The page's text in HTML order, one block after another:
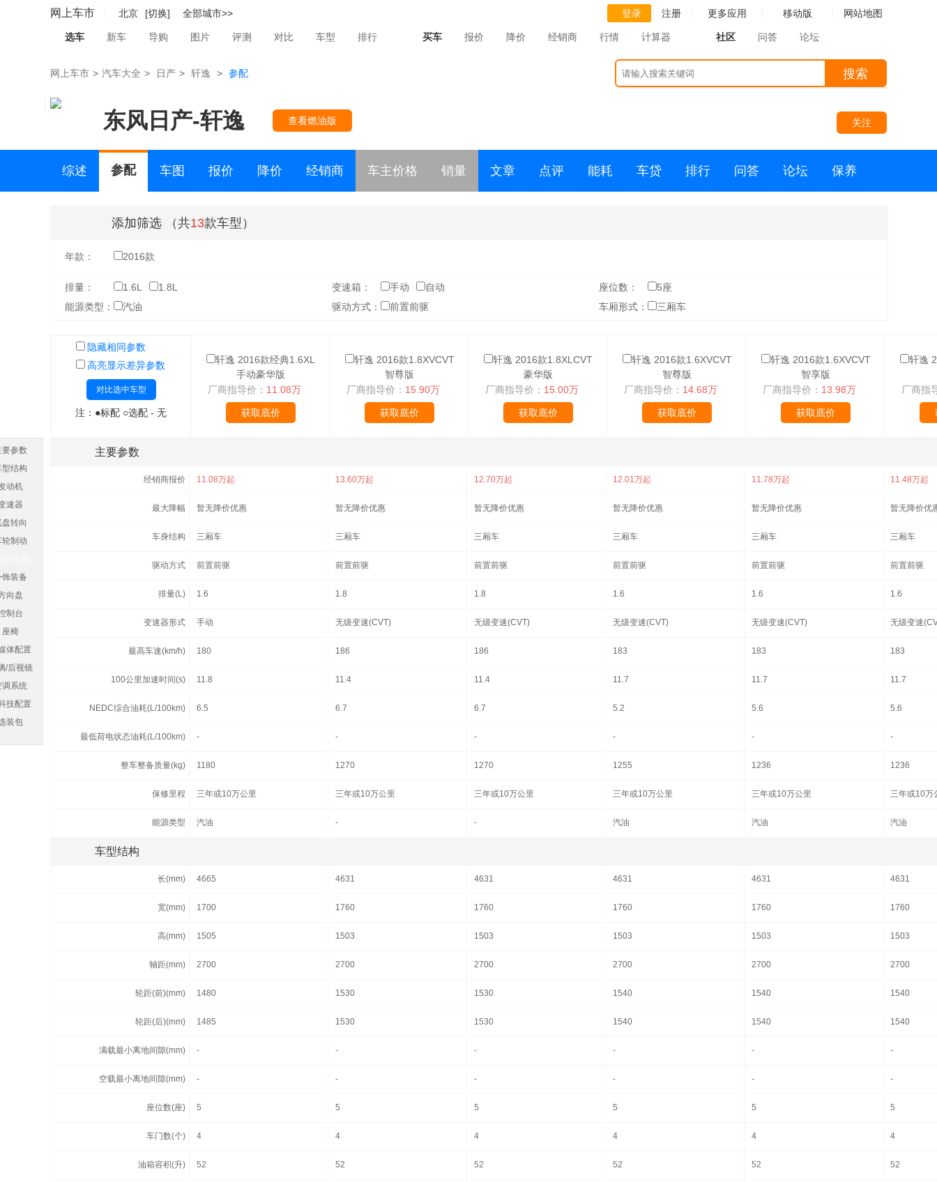
网上车市 北京 [切换] 全部城市>> 登录 注册 更多应用 移动版 网站地图
选车 新车 导购 图片 评测 对比 车型 排行 买车 报价 降价 经销商 行情 计算器 社区 问答 论坛
网上车市 > 汽车大全 > 日产 > 轩逸 > 参配 搜索
东风日产-轩逸 查看燃油版 关注
综述 参配 车图 报价 降价 经销商 车主价格 销量 文章 点评 能耗 车贷 排行 问答 论坛 保养
添加筛选 （共13款车型）
年款： 2016款
排量： 1.6L 1.8L 变速箱： 手动 自动 座位数：
5座
能源类型：
汽油 驱动方式： 前置前驱 车厢形式： 三厢车
隐藏相同参数
高亮显示差异参数
对比选中车型
注：●标配 ○选配 - 无
轩逸 2016款经典1.6XL
手动豪华版
厂商指导价： 11.08万
获取底价
轩逸 2016款1.8XVCVT
智尊版
厂商指导价： 15.90万
获取底价
轩逸 2016款1.8XLCVT
豪华版
厂商指导价： 15.00万
获取底价
轩逸 2016款1.6XVCVT
智尊版
厂商指导价： 14.68万
获取底价
轩逸 2016款1.6XVCVT
智享版
厂商指导价： 13.98万
获取底价
轩逸
厂商指
主要参数
经销商报价 11.08万起 13.60万起 12.70万起 12.01万起 11.78万起 11.48万起
最大降幅 暂无降价优惠 暂无降价优惠 暂无降价优惠 暂无降价优惠 暂无降价优惠 暂无降价优
车身结构 三厢车 三厢车 三厢车 三厢车 三厢车 三厢车
驱动方式 前置前驱 前置前驱 前置前驱 前置前驱 前置前驱 前置前驱
排量(L) 1.6 1.8 1.8 1.6 1.6 1.6
变速器形式 手动 无级变速(CVT) 无级变速(CVT) 无级变速(CVT) 无级变速(CVT) 无级变速
最高车速(km/h) 180 186 186 183 183 183
100公里加速时间(s) 11.8 11.4 11.4 11.7 11.7 11.7
NEDC综合油耗(L/100km) 6.5 6.7 6.7 5.2 5.6 5.6
最低荷电状态油耗(L/100km) - - - - - -
整车整备质量(kg) 1180 1270 1270 1255 1236 1236
保修里程 三年或10万公里 三年或10万公里 三年或10万公里 三年或10万公里 三年或10万公里 三年或10万
能源类型 汽油 - - 汽油 汽油 汽油
车型结构
长(mm) 4665 4631 4631 4631 4631 4631
宽(mm) 1700 1760 1760 1760 1760 1760
高(mm) 1505 1503 1503 1503 1503 1503
轴距(mm) 2700 2700 2700 2700 2700 2700
轮距(前)(mm) 1480 1530 1530 1540 1540 1540
轮距(后)(mm) 1485 1530 1530 1540 1540 1540
满载最小离地间隙(mm) - - - - - -
空载最小离地间隙(mm) - - - - - -
座位数(座) 5 5 5 5 5 5
车门数(个) 4 4 4 4 4 4
油箱容积(升) 52 52 52 52 52 52
要参数
型结构
动机
速器
盘转向
轮制动
饰装备
向盘
制台
座椅
体配置
/后视镜
调系统
技配置
装包